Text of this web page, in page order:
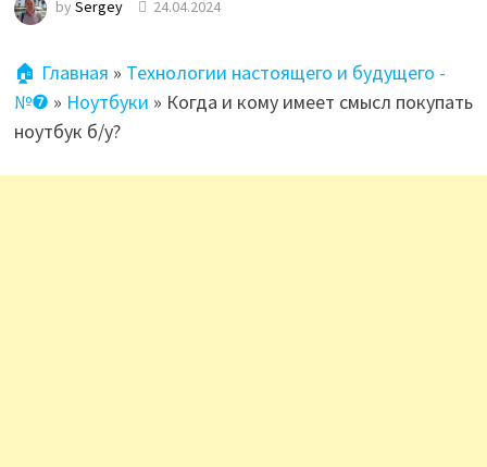
by Sergey 24.04.2024
🏠 Главная » Технологии настоящего и будущего -
№❼ » Ноутбуки » Когда и кому имеет смысл покупать
ноутбук б/у?